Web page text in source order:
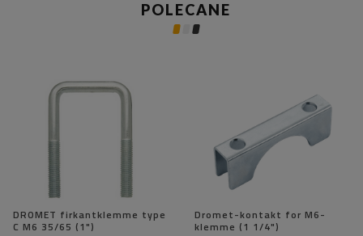
POLECANE
DROMET firkantklemme type
C M6 35/65 (1")
Dromet-kontakt for M6-
klemme (1 1/4")